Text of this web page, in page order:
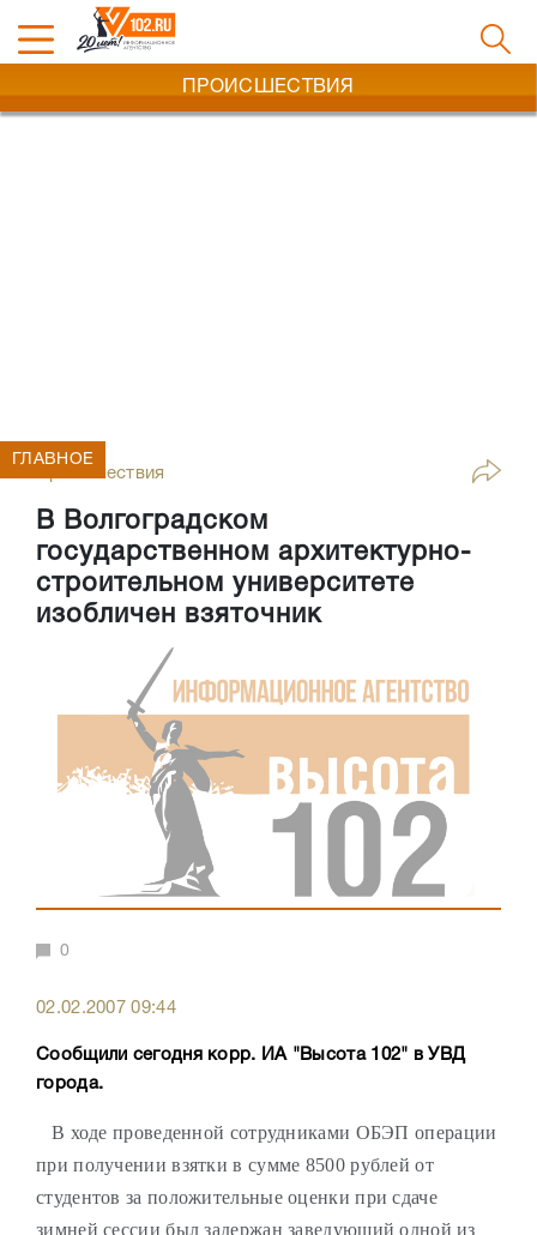
ПРОИСШЕСТВИЯ
Происшествия
В Волгоградском
государственном архитектурно-
строительном университете
изобличен взяточник
ГЛАВНОЕ
0
02.02.2007 09:44
Сообщили сегодня корр. ИА "Высота 102" в УВД
города.
В ходе проведенной сотрудниками ОБЭП операции
при получении взятки в сумме 8500 рублей от
студентов за положительные оценки при сдаче
зимней сессии был задержан заведующий одной из